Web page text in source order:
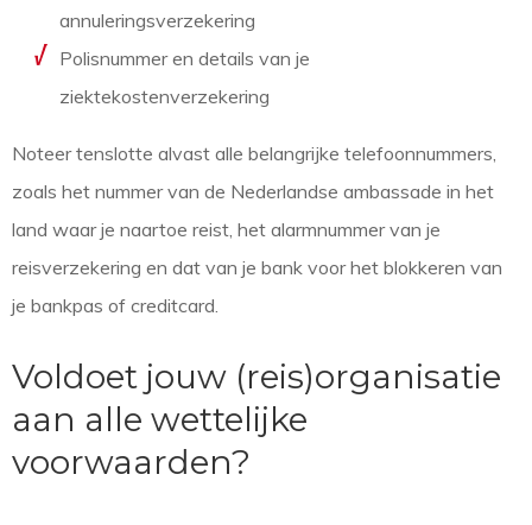
annuleringsverzekering
Polisnummer en details van je
ziektekostenverzekering
Noteer tenslotte alvast alle belangrijke telefoonnummers,
zoals het nummer van de Nederlandse ambassade in het
land waar je naartoe reist, het alarmnummer van je
reisverzekering en dat van je bank voor het blokkeren van
je bankpas of creditcard.
Voldoet jouw (reis)organisatie
aan alle wettelijke
voorwaarden?